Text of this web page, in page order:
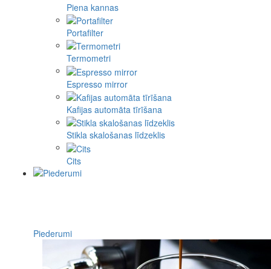
Piena kannas
Portafilter
Termometri
Espresso mirror
Kafijas automāta tīrīšana
Stikla skalošanas līdzeklis
Cits
Piederumi